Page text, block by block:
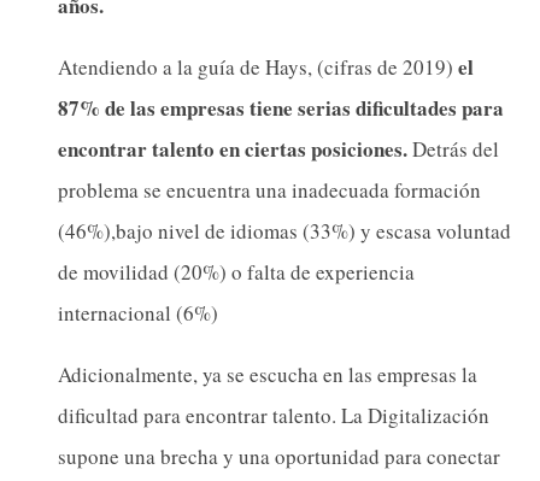
Atendiendo a la guía de Hays, (cifras de 2019) el
87% de las empresas tiene serias dificultades para
encontrar talento en ciertas posiciones.Detrás del
problema se encuentra una inadecuada formación
(46%),bajo nivel de idiomas (33%) y escasa voluntad
de movilidad (20%) o falta de experiencia
internacional (6%)
Adicionalmente, ya se escucha en las empresas la
dificultad para encontrar talento. La Digitalización
supone una brecha y una oportunidad para conectar